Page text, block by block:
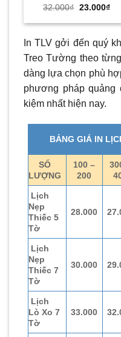
32.000₫ Giá
là:
23.000₫Giá
tại
In TLV gởi đến quý
Treo Tường theo
dàng lựa chọn phù
phương pháp
kiệm nhất hiện nay.
BẢNG GIÁ IN
SỐ
LƯỢNG
100 –
200
Lịch
Nẹp
Thiếc 5
Tờ
28.000
Lịch
Nẹp
Thiếc 7
Tờ
30.000
Lịch
Lò Xo 7
Tờ
33.000